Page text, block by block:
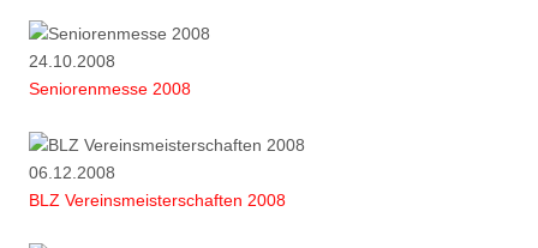
24.10.2008
Seniorenmesse 2008
06.12.2008
BLZ Vereinsmeisterschaften 2008